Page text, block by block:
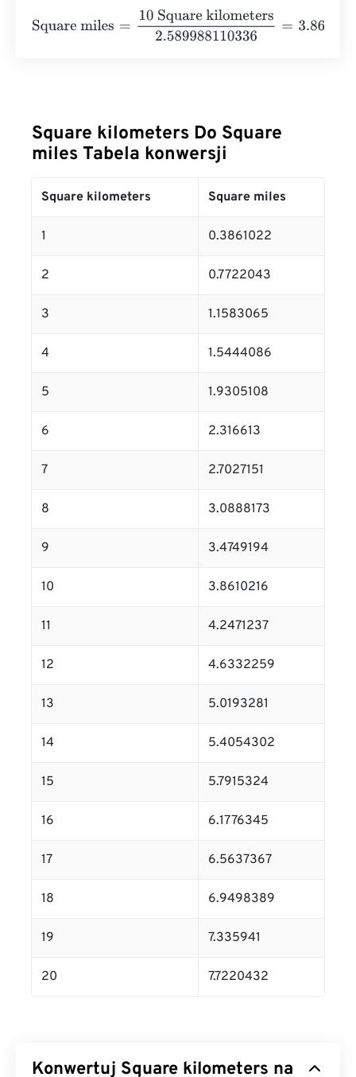
Square miles
10 Square kilometers2.589988110336
Square kilometers Do Square
miles Tabela konwersji
Square kilometers Square miles
1 0.3861022
2 0.7722043
3 1.1583065
4 1.5444086
5 1.9305108
6 2.316613
7 2.7027151
8 3.0888173
9 3.4749194
10 3.8610216
11 4.2471237
12 4.6332259
13 5.0193281
14 5.4054302
15 5.7915324
16 6.1776345
17 6.5637367
18 6.9498389
19 7.335941
20 7.7220432
Konwertuj Square kilometers na